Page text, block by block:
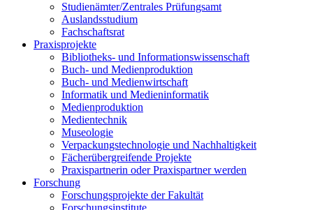
Studienämter/Zentrales Prüfungsamt
Auslandsstudium
Fachschaftsrat
Praxisprojekte
Bibliotheks- und Informationswissenschaft
Buch- und Medienproduktion
Buch- und Medienwirtschaft
Informatik und Medieninformatik
Medienproduktion
Medientechnik
Museologie
Verpackungstechnologie und Nachhaltigkeit
Fächerübergreifende Projekte
Praxispartnerin oder Praxispartner werden
Forschung
Forschungsprojekte der Fakultät
Forschungsinstitute